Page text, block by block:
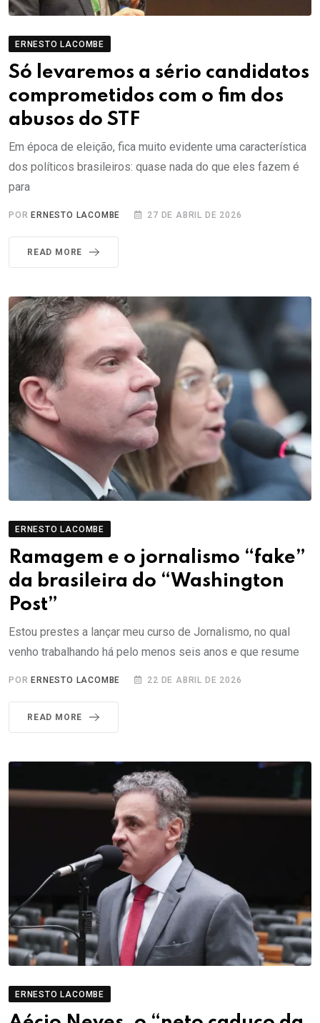
ERNESTO LACOMBE
Só levaremos a sério candidatos
comprometidos com o fim dos
abusos do STF
Em época de eleição, fica muito evidente uma característica
dos políticos brasileiros: quase nada do que eles fazem é
para
PORERNESTO LACOMBE 27 DE ABRIL DE 2026
READ MORE
ERNESTO LACOMBE
Ramagem e o jornalismo “fake”
da brasileira do “Washington
Post”
Estou prestes a lançar meu curso de Jornalismo, no qual
venho trabalhando há pelo menos seis anos e que resume
PORERNESTO LACOMBE 22 DE ABRIL DE 2026
READ MORE
ERNESTO LACOMBE